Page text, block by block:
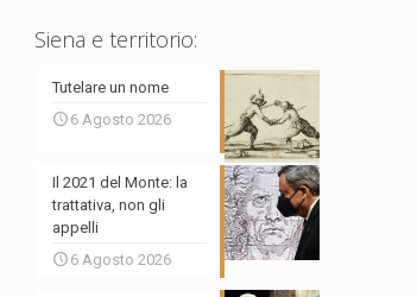
Siena e territorio:
Tutelare un nome
6 Agosto 2026
Il 2021 del Monte: la
trattativa, non gli
appelli
6 Agosto 2026